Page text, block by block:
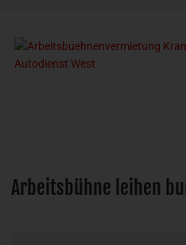
Arbeitsbühne leihen